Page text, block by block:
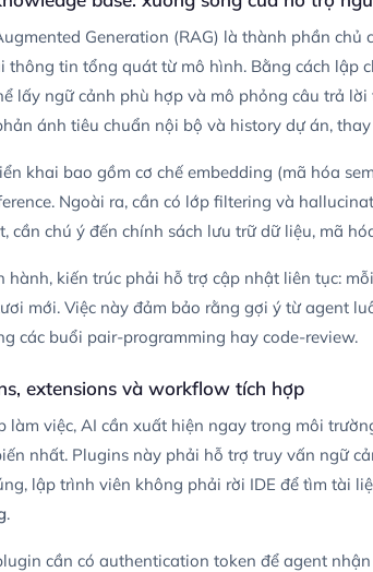
Generation (RAG) là thành phần
thông tin tổng quát từ mô hình. Bằng cách lập
lấy ngữ cảnh phù hợp và mô phỏng câu trả
ánh tiêu chuẩn nội bộ và history dự án,
khai bao gồm cơ chế embedding (mã hóa
Ngoài ra, cần có lớp filtering và
cần chú ý đến chính sách lưu trữ dữ liệu, mã
hành, kiến trúc phải hỗ trợ cập nhật liên tục:
mới. Việc này đảm bảo rằng gợi ý từ agent
các buổi pair-programming hay code-review.
extensions và workflow tích hợp
làm việc, AI cần xuất hiện ngay trong môi
nhất. Plugins này phải hỗ trợ truy vấn ngữ
lập trình viên không phải rời IDE để tìm tài
.
cần có authentication token để agent